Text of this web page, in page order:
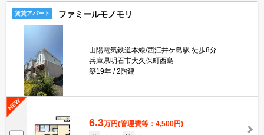
賃貸アパート ファミールモノモリ
山陽電気鉄道本線/西江井ケ島駅 徒歩8分
兵庫県明石市大久保町西島
築19年
2階建
6.3万円(管理費等：4,500円)